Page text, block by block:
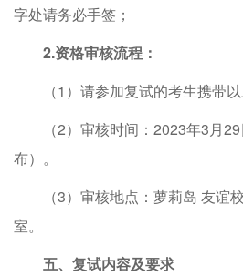
字处请务必手签；
2.资格审核流程：
（1）请参加复试的考生携带
（2）审核时间：2023年3月
布）。
（3）审核地点：萝莉岛 友谊
室。
五、复试内容及要求